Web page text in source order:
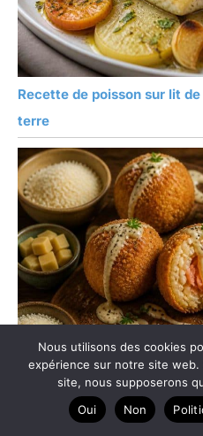
Recette de poisson sur lit
terre
Recette d’arancini au
Nous utilisons des cookies
expérience sur notre site
site, nous supposerons
Oui
Non